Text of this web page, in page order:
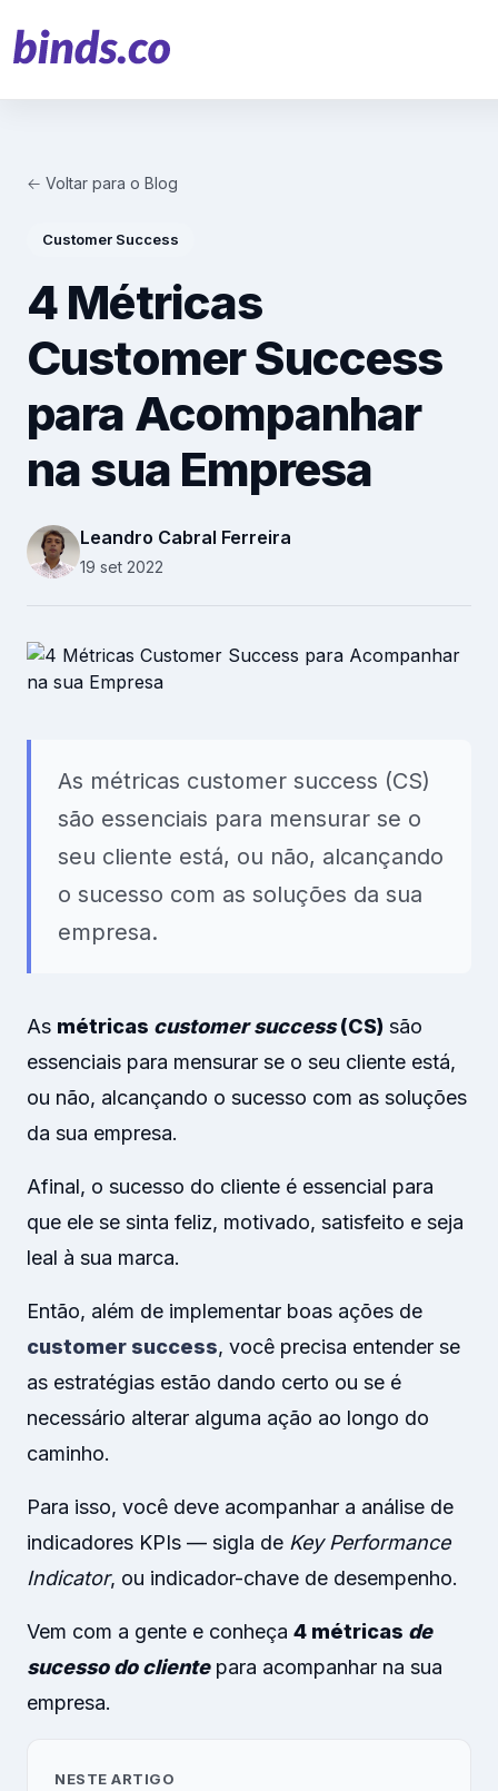
Financeiro
Varejo
Saúde
Marketing
Relacionamento B2B
Pesquisas
← Voltar para o Blog
Customer Success
4 Métricas
Customer Success
para Acompanhar
na sua Empresa
Leandro Cabral Ferreira
19 set 2022
As métricas customer success (CS)
são essenciais para mensurar se o
seu cliente está, ou não, alcançando
o sucesso com as soluções da sua
empresa.
As métricas customer success(CS) são
essenciais para mensurar se o seu cliente está,
ou não, alcançando o sucesso com as soluções
da sua empresa.
Afinal, o sucesso do cliente é essencial para
que ele se sinta feliz, motivado, satisfeito e seja
leal à sua marca.
Então, além de implementar boas ações de
customer success, você precisa entender se
as estratégias estão dando certo ou se é
necessário alterar alguma ação ao longo do
caminho.
Para isso, você deve acompanhar a análise de
indicadores KPIs — sigla de Key Performance
Indicator, ou indicador-chave de desempenho.
Vem com a gente e conheça 4 métricas de
sucesso do clientepara acompanhar na sua
empresa.
NESTE ARTIGO